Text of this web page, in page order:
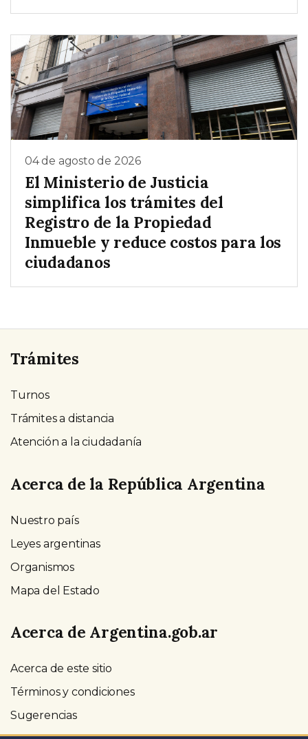
04 de agosto de 2026
El Ministerio de Justicia
simplifica los trámites del
Registro de la Propiedad
Inmueble y reduce costos para los
ciudadanos
Trámites
Turnos
Trámites a distancia
Atención a la ciudadanía
Acerca de la República Argentina
Nuestro país
Leyes argentinas
Organismos
Mapa del Estado
Acerca de Argentina.gob.ar
Acerca de este sitio
Términos y condiciones
Sugerencias